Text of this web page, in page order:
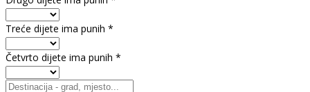
Treće dijete ima punih *
Četvrto dijete ima punih *